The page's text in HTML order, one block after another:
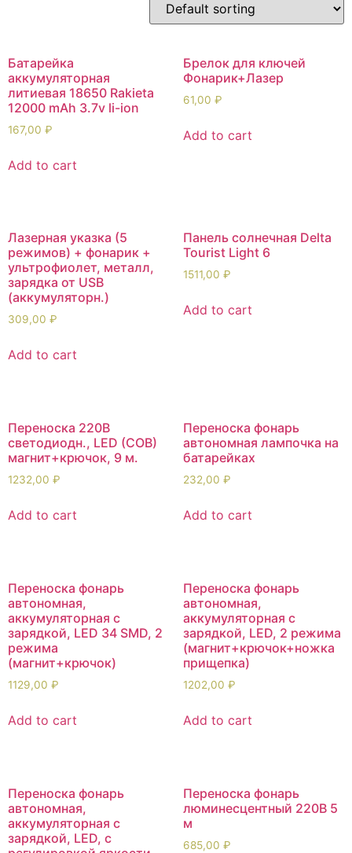
Батарейка
аккумуляторная
литиевая 18650 Rakieta
12000 mAh 3.7v li-ion
167,00 ₽
Add to cart
Брелок для ключей
Фонарик+Лазер
61,00 ₽
Add to cart
Лазерная указка (5
режимов) + фонарик +
ультрофиолет, металл,
зарядка от USB
(аккумуляторн.)
309,00 ₽
Add to cart
Панель солнечная Delta
Tourist Light 6
1511,00 ₽
Add to cart
Переноска 220В
светодиодн., LED (COB)
магнит+крючок, 9 м.
1232,00 ₽
Add to cart
Переноска фонарь
автономная лампочка на
батарейках
232,00 ₽
Add to cart
Переноска фонарь
автономная,
аккумуляторная с
зарядкой, LED 34 SMD, 2
режима
(магнит+крючок)
1129,00 ₽
Add to cart
Переноска фонарь
автономная,
аккумуляторная с
зарядкой, LED, 2 режима
(магнит+крючок+ножка
прищепка)
1202,00 ₽
Add to cart
Переноска фонарь
автономная,
аккумуляторная с
зарядкой, LED, с
Переноска фонарь
люминесцентный 220В 5
м
685,00 ₽